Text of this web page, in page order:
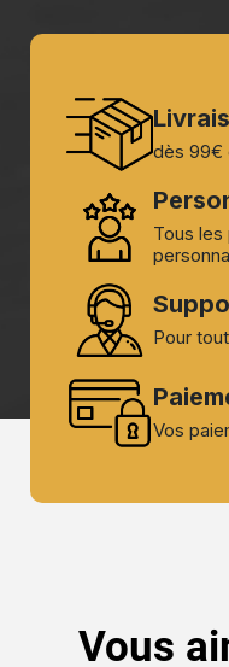
dès 99€
Tous
Pour
Vos
Vous